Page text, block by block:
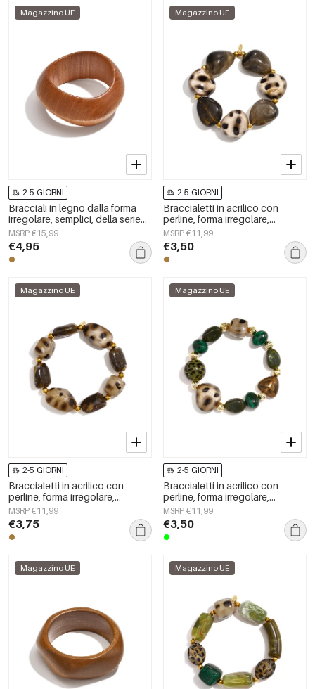
Magazzino UE
2-5 GIORNI
Bracciali in legno dalla forma
irregolare, semplici, della serie
Simple, per tutti i giorni, gioielli
da donna.
MSRP €15,99
€4,95
Magazzino UE
2-5 GIORNI
Braccialetti in acrilico con
perline, forma irregolare,
semplici, per tutti i giorni, serie
Simple, gioielli da donna
MSRP €11,99
€3,50
Magazzino UE
2-5 GIORNI
Braccialetti in acrilico con
perline, forma irregolare,
semplici, per tutti i giorni, serie
Simple, gioielli da donna
MSRP €11,99
€3,75
Magazzino UE
2-5 GIORNI
Braccialetti in acrilico con
perline, forma irregolare,
semplici, per tutti i giorni, serie
Simple, gioielli da donna
MSRP €11,99
€3,50
Magazzino UE Magazzino UE